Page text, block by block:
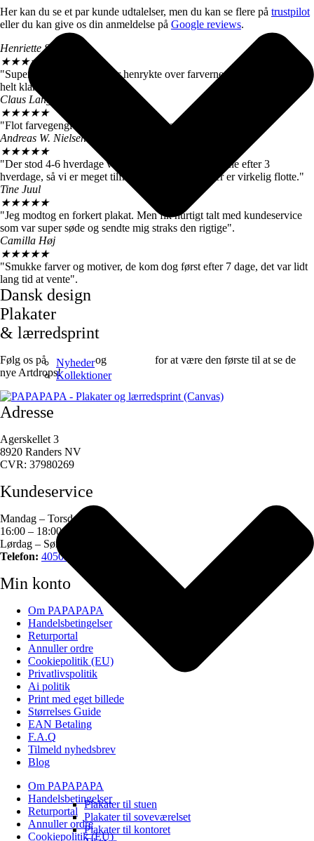
Nyheder
Kollektioner
Plakater til stuen
Plakater til soveværelset
Plakater til kontoret
Her kan du se et par kunde udtalelser, men du kan se flere på trustpilot
eller du kan give os din anmeldelse på Google reviews.
Henriette Skrøder
★★★★
"Super flotte motiver! Vi er henrykte over farverne og kvaliteten. Kan
helt klart anbefales".
Claus Langballe
★★★★★
"Flot farvegengivelse. Farverne matcher dem her på siden".
Andreas W. Nielsen
★★★★★
"Der stod 4-6 hverdage ved levering. Vi fik motiverne efter 3
hverdage, så vi er meget tilfredse. De store billeder er virkelig flotte."
Tine Juul
★★★★★
"Jeg modtog en forkert plakat. Men fik hurtigt talt med kundeservice
som var super søde og sendte mig straks den rigtige".
Camilla Høj
★★★★★
"Smukke farver og motiver, de kom dog først efter 7 dage, det var lidt
lang tid at vente".
Dansk design
Plakater
& lærredsprint
Følg os på Facebookog
for at være den første til at se de
nye Artdrops!
Adresse
Agerskellet 3
8920 Randers NV
CVR: 37980269
Kundeservice
Mandag – Torsdag
16:00 – 18:00 pm
Lørdag – Søndag – Lukket
Telefon: 40505034
Min konto
Om PAPAPAPA
Handelsbetingelser
Returportal
Annuller ordre
Cookiepolitik (EU)
Privatlivspolitik
Ai politik
Print med eget billede
Størrelses Guide
EAN Betaling
F.A.Q
Tilmeld nyhedsbrev
Blog
Om PAPAPAPA
Handelsbetingelser
Returportal
Annuller ordre
Cookiepolitik (EU)